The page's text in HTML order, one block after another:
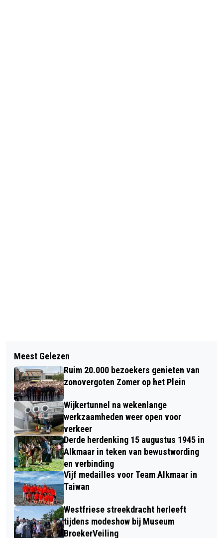
OVER LIST EN BEDROG IN DE TOUR DE
FRANCE ONDER HET MOTTO “DE
TREIN IS ZO GEK NOG NIET!”
VANDAAG IN HET DUIN #17: OP ZOEK
NAAR DE
BLAUWVLEUGELSPRINKHAAN
Meest Gelezen
Ruim 20.000 bezoekers genieten van
zonovergoten Zomer op het Plein
Wijkertunnel na wekenlange
werkzaamheden weer open voor
verkeer
Derde herdenking 15 augustus 1945 in
Alkmaar in teken van bewustwording
en verbinding
Vijf medailles voor Team Alkmaar in
Taiwan
Westfriese streekdracht herleeft
tijdens modeshow bij Museum
BroekerVeiling